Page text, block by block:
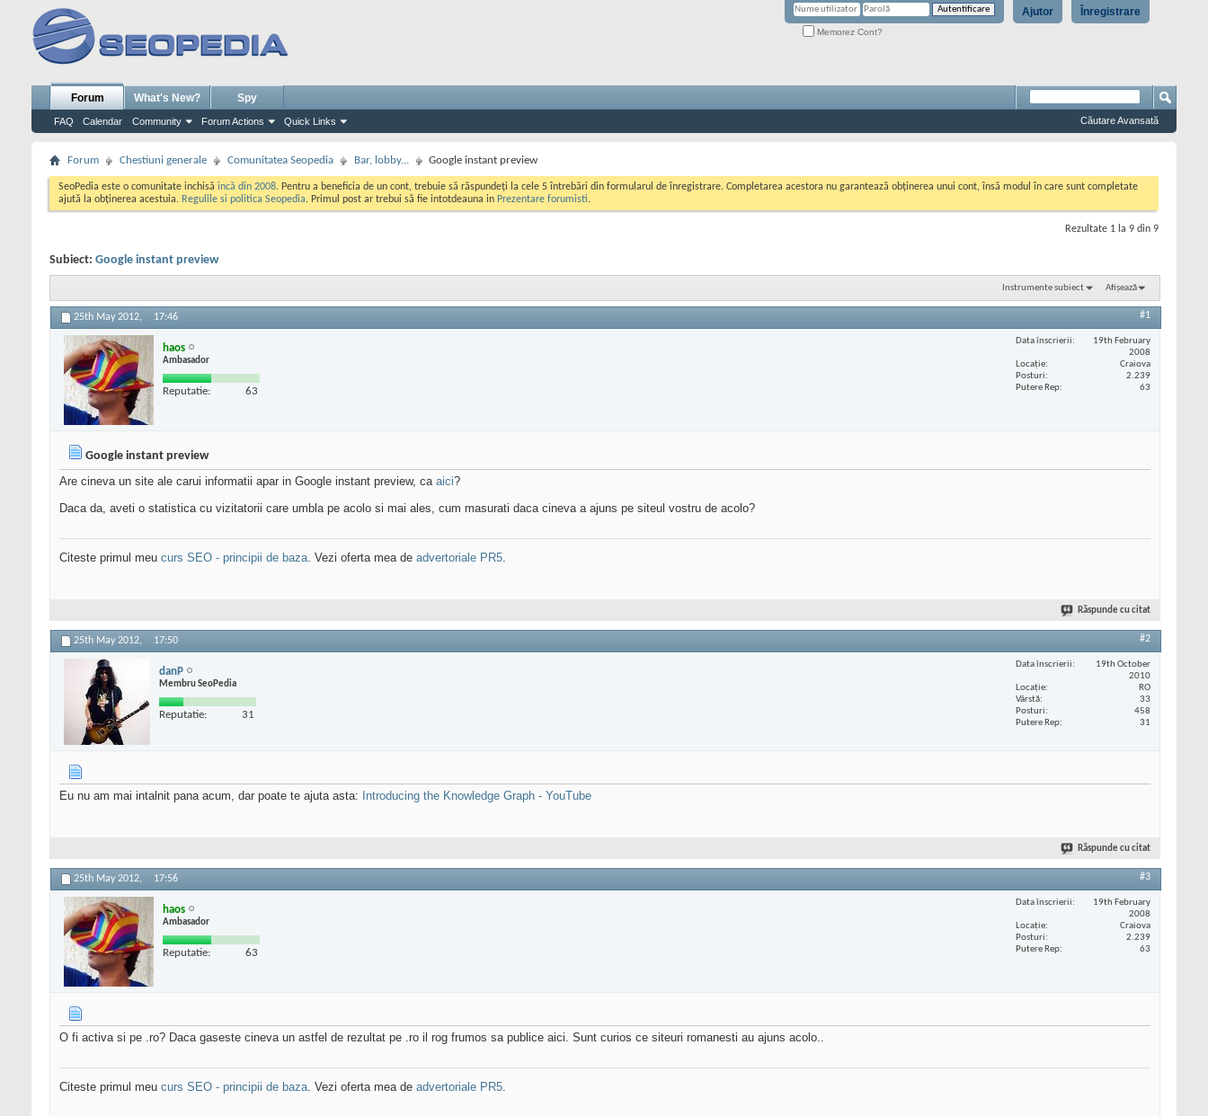
Înregistrare
Ajutor
Memorez Cont?
Forum
FAQ Calendar Community Forum Actions Quick Links
What's New? Spy
Căutare Avansată
Forum Chestiuni generale Comunitatea Seopedia Bar, lobby... Google instant preview
SeoPedia este o comunitate inchisă incă din 2008. Pentru a beneficia de un cont, trebuie să răspundeți la cele 5 întrebări din formularul de înregistrare. Completarea acestora nu garantează obținerea unui cont, însă modul în care sunt completate
ajută la obținerea acestuia. Regulile si politica Seopedia. Primul post ar trebui să fie intotdeauna in Prezentare forumisti.
Rezultate 1 la 9 din 9
Subiect: Google instant preview
Instrumente subiect Afișează
25th May 2012, 17:46 #1
haos
Ambasador
Reputatie: 63
Data înscrierii
19th February
2008
Locaţie
Craiova
Posturi
2.239
Putere Rep
63
Google instant preview
Are cineva un site ale carui informatii apar in Google instant preview, ca aici?
Daca da, aveti o statistica cu vizitatorii care umbla pe acolo si mai ales, cum masurati daca cineva a ajuns pe siteul vostru de acolo?
Citeste primul meu curs SEO - principii de baza. Vezi oferta mea de advertoriale PR5.
Răspunde cu citat
25th May 2012, 17:50 #2
danP
Membru SeoPedia
Reputatie: 31
Data înscrierii
19th October
2010
Locaţie
RO
Vârstă
33
Posturi
458
Putere Rep
31
Eu nu am mai intalnit pana acum, dar poate te ajuta asta: Introducing the Knowledge Graph - YouTube
Răspunde cu citat
25th May 2012, 17:56 #3
haos
Ambasador
Reputatie: 63
Data înscrierii
19th February
2008
Locaţie
Craiova
Posturi
2.239
Putere Rep
63
O fi activa si pe .ro? Daca gaseste cineva un astfel de rezultat pe .ro il rog frumos sa publice aici. Sunt curios ce siteuri romanesti au ajuns acolo..
Citeste primul meu curs SEO - principii de baza. Vezi oferta mea de advertoriale PR5.